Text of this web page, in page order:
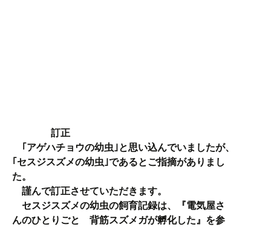
訂正
｢アゲハチョウの幼虫｣と思い込んでいましたが、
｢セスジスズメの幼虫｣であるとご指摘がありまし
た。
謹んで訂正させていただきます。
セスジスズメの幼虫の飼育記録は、『電気屋さ
んのひとりごと 背筋スズメガが孵化した』を参